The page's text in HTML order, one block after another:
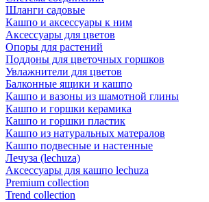
Шланги садовые
Кашпо и аксессуары к ним
Аксессуары для цветов
Опоры для растений
Поддоны для цветочных горшков
Увлажнители для цветов
Балконные ящики и кашпо
Кашпо и вазоны из шамотной глины
Кашпо и горшки керамика
Кашпо и горшки пластик
Кашпо из натуральных матералов
Кашпо подвесные и настенные
Лечуза (lechuza)
Аксессуары для кашпо lechuza
Premium collection
Trend collection